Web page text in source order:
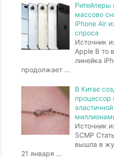
Ритейлеры
массово
iPhone Air
спроса
Источник
Apple В то
линейка
продолжает ...
В Китае
процессор
Источник
SCMP
вышла в
21 января ...